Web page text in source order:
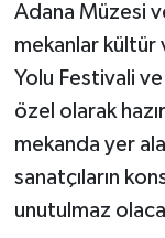
Adana Müzesi
mekanlar kültür
Yolu Festivali
özel olarak
mekanda yer
sanatçıların
unutulmaz